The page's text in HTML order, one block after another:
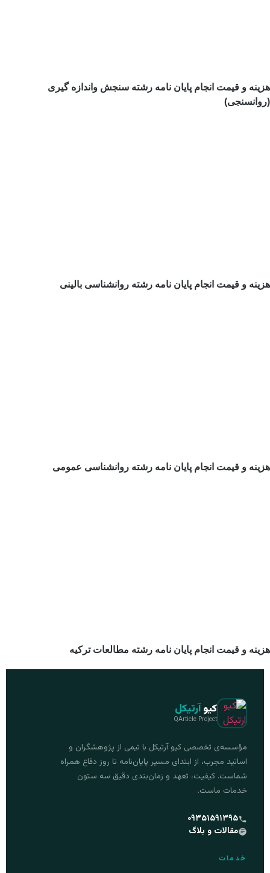
هزینه و قیمت انجام پایان نامه رشته سنجش واندازه گیری
(روانسنجی)
هزینه و قیمت انجام پایان نامه رشته روانشناسی بالینی
هزینه و قیمت انجام پایان نامه رشته روانشناسی عمومی
هزینه و قیمت انجام پایان نامه رشته مطالعات ترکیه
کیوآرتیکل
QArticle Project
مؤسسه‌ی تخصصی کیو آرتیکل با تیمی از پژوهشگران و
اساتید مجرب، از ابتدای مسیر پایان‌نامه تا روز دفاع همراه
شماست. کیفیت، تعهد و زمان‌بندی دقیق سه ستون
خدمات ماست.
۰۹۳۵۱۵۹۱۳۹۵
مقالات و بلاگ
خدمات